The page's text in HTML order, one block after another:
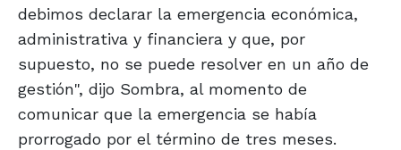
debimos declarar la emergencia económica,
administrativa y financiera y que, por
supuesto, no se puede resolver en un año de
gestión", dijo Sombra, al momento de
comunicar que la emergencia se había
prorrogado por el término de tres meses.